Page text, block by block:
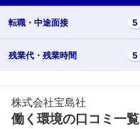
転職・ 中途面接 5
残業代・ 残業時間 5
株式会社宝島社
働く環境の口コミ一覧